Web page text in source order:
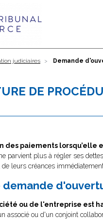
judiciaires Demande
DE
des paiements lorsqu’elle
parvient plus à régler ses
leurs créances
ou de l'entreprise est
associé ou d'un conjoint